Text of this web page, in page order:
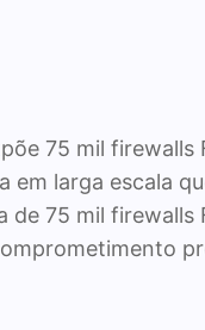
75 mil
em larga escala
75 mil firewalls